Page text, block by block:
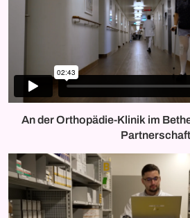
An der Orthopädie-Klinik im
Partnerschaft